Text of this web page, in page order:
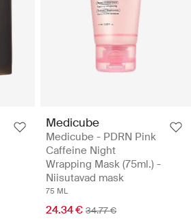
Medicube
Medicube - PDRN Pink
Caffeine Night
Wrapping Mask (75ml.) -
Niisutavad mask
75 ML
24.34 € 34.77 €